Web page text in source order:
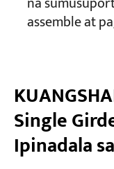
assemble at
Single
Ipinadala